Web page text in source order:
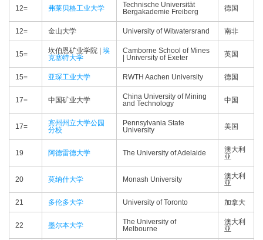
12= 弗莱贝格工业大学
Technische Universität
Bergakademie Freiberg
德国
12= 金山大学 University of Witwatersrand 南非
15= 坎伯恩矿业学院 | 埃
克塞特大学
Camborne School of Mines
| University of Exeter
英国
15= 亚琛工业大学 RWTH Aachen University 德国
17= 中国矿业大学
China University of Mining
and Technology
中国
17=
宾州州立大学公园
分校
Pennsylvania State
University
美国
19 阿德雷德大学 The University of Adelaide
澳大利
亚
20 莫纳什大学 Monash University
澳大利
亚
21 多伦多大学 University of Toronto 加拿大
22 墨尔本大学
The University of
Melbourne
澳大利
亚